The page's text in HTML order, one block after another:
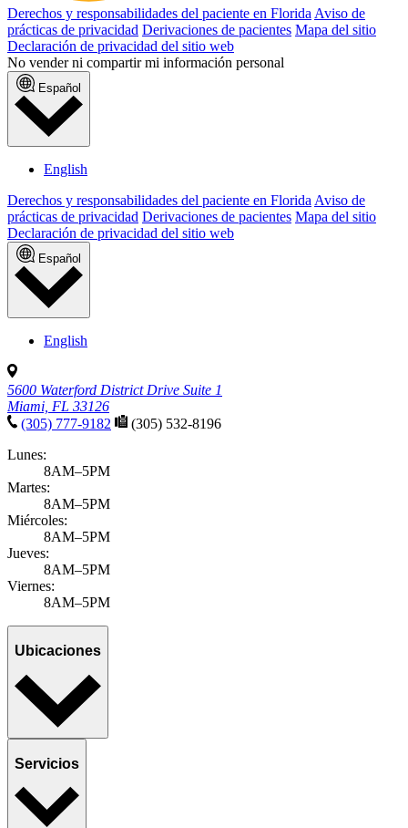
Derechos y responsabilidades del paciente en Florida Aviso de
prácticas de privacidad Derivaciones de pacientes Mapa del sitio
Declaración de privacidad del sitio web
No vender ni compartir mi información personal
Español
English
Derechos y responsabilidades del paciente en FloridaAviso de
prácticas de privacidad Derivaciones de pacientes Mapa del sitio
Declaración de privacidad del sitio web
Español
English
5600 Waterford District Drive Suite 1
Miami, FL 33126
(305) 777-9182
(305) 532-8196
Lunes:
8AM–5PM
Martes:
8AM–5PM
Miércoles:
8AM–5PM
Jueves:
8AM–5PM
Viernes:
8AM–5PM
Ubicaciones
Servicios